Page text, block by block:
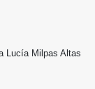
Lucía Milpas Altas